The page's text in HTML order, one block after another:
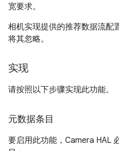
宽要求。
相机实现提供的推荐数据流配
将其忽略。
实现
请按照以下步骤实现此功能。
元数据条目
要启用此功能，Camera HAL